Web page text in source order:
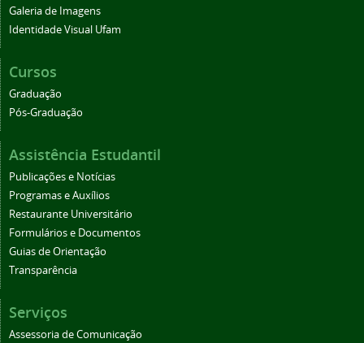
Galeria de Imagens
Identidade Visual Ufam
Cursos
Graduação
Pós-Graduação
Assistência Estudantil
Publicações e Notícias
Programas e Auxílios
Restaurante Universitário
Formulários e Documentos
Guias de Orientação
Transparência
Serviços
Assessoria de Comunicação